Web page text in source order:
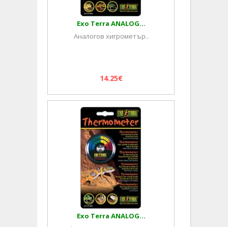
Exo Terra ANALOG...
Аналогов хигрометър..
14.25€
Exo Terra ANALOG...